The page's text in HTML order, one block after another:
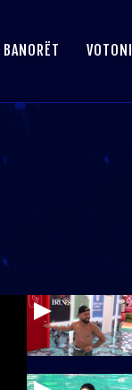
BANORËT VOTONI